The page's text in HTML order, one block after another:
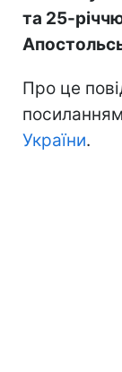
та 25-
Про це
України.